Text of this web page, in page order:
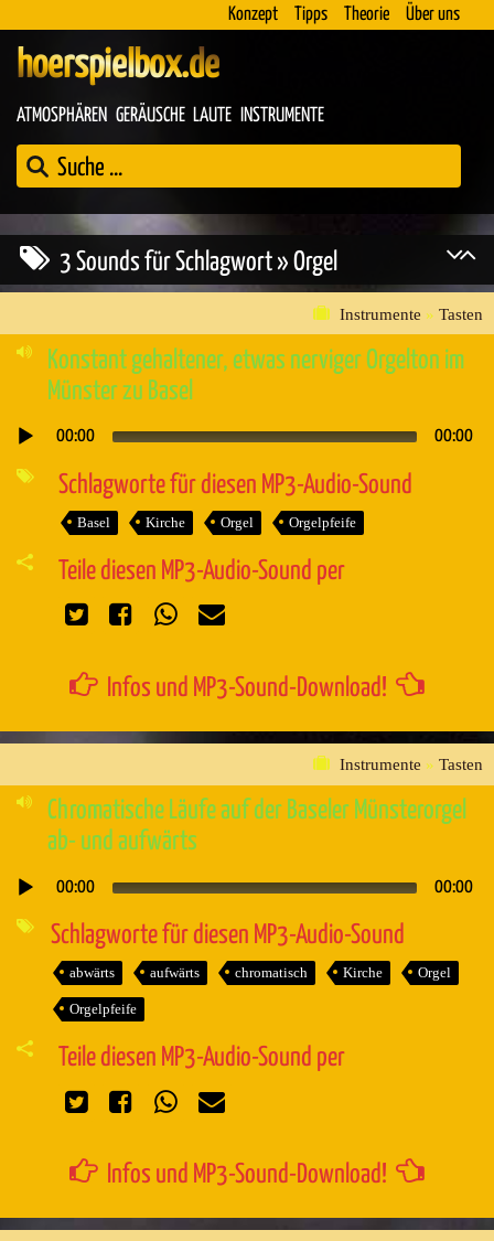
Konzept Tipps Theorie Über uns
hoerspielbox.de
ATMOSPHÄREN GERÄUSCHE LAUTE INSTRUMENTE
3 Sounds für Schlagwort » Orgel
Instrumente » Tasten
Konstant gehaltener, etwas nerviger Orgelton im
Münster zu Basel
Audio-
00:00 00:00
Schlagworte für diesen MP3-Audio-Sound
Basel Kirche Orgel Orgelpfeife
Teile diesen MP3-Audio-Sound per
Infos und MP3-Sound-Download!
Instrumente » Tasten
Chromatische Läufe auf der Baseler Münsterorgel
ab- und aufwärts
Audio-
00:00 00:00
Schlagworte für diesen MP3-Audio-Sound
abwärts aufwärts chromatisch Kirche Orgel
Orgelpfeife
Teile diesen MP3-Audio-Sound per
Infos und MP3-Sound-Download!